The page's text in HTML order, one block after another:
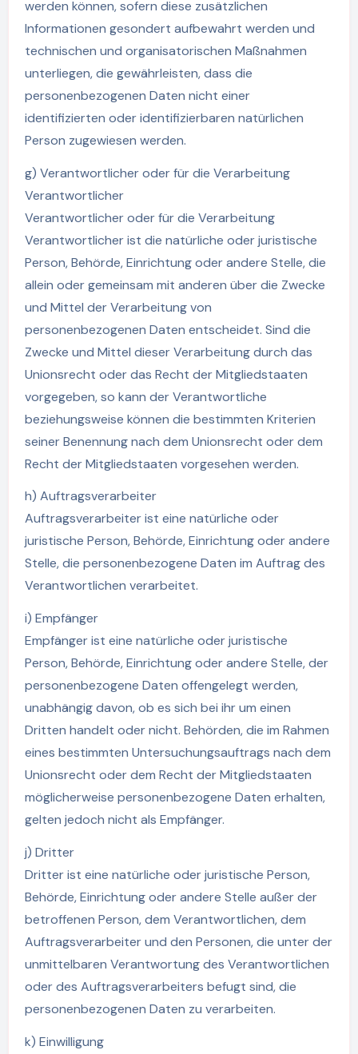
werden können, sofern diese zusätzlichen
Informationen gesondert aufbewahrt werden und
technischen und organisatorischen Maßnahmen
unterliegen, die gewährleisten, dass die
personenbezogenen Daten nicht einer
identifizierten oder identifizierbaren natürlichen
Person zugewiesen werden.
g) Verantwortlicher oder für die Verarbeitung
Verantwortlicher
Verantwortlicher oder für die Verarbeitung
Verantwortlicher ist die natürliche oder juristische
Person, Behörde, Einrichtung oder andere Stelle, die
allein oder gemeinsam mit anderen über die Zwecke
und Mittel der Verarbeitung von
personenbezogenen Daten entscheidet. Sind die
Zwecke und Mittel dieser Verarbeitung durch das
Unionsrecht oder das Recht der Mitgliedstaaten
vorgegeben, so kann der Verantwortliche
beziehungsweise können die bestimmten Kriterien
seiner Benennung nach dem Unionsrecht oder dem
Recht der Mitgliedstaaten vorgesehen werden.
h) Auftragsverarbeiter
Auftragsverarbeiter ist eine natürliche oder
juristische Person, Behörde, Einrichtung oder andere
Stelle, die personenbezogene Daten im Auftrag des
Verantwortlichen verarbeitet.
i) Empfänger
Empfänger ist eine natürliche oder juristische
Person, Behörde, Einrichtung oder andere Stelle, der
personenbezogene Daten offengelegt werden,
unabhängig davon, ob es sich bei ihr um einen
Dritten handelt oder nicht. Behörden, die im Rahmen
eines bestimmten Untersuchungsauftrags nach dem
Unionsrecht oder dem Recht der Mitgliedstaaten
möglicherweise personenbezogene Daten erhalten,
gelten jedoch nicht als Empfänger.
j) Dritter
Dritter ist eine natürliche oder juristische Person,
Behörde, Einrichtung oder andere Stelle außer der
betroffenen Person, dem Verantwortlichen, dem
Auftragsverarbeiter und den Personen, die unter der
unmittelbaren Verantwortung des Verantwortlichen
oder des Auftragsverarbeiters befugt sind, die
personenbezogenen Daten zu verarbeiten.
k) Einwilligung